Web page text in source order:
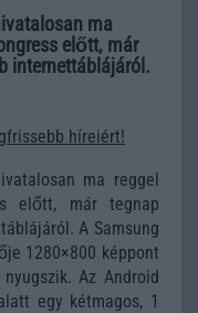
ma
előtt, már
internettáblájáról.
híreiért!
ma reggel
előtt, már tegnap
A Samsung
1280×800 képpont
Az Android
egy kétmagos, 1